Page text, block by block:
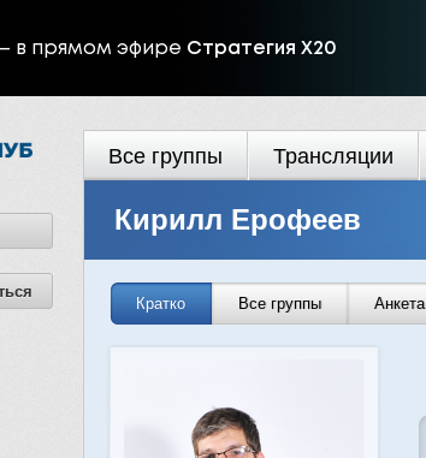
в прямом эфире Стратегия Х20
Все группы Трансляции
Кирилл Ерофеев
Кратко Все группы Анкета